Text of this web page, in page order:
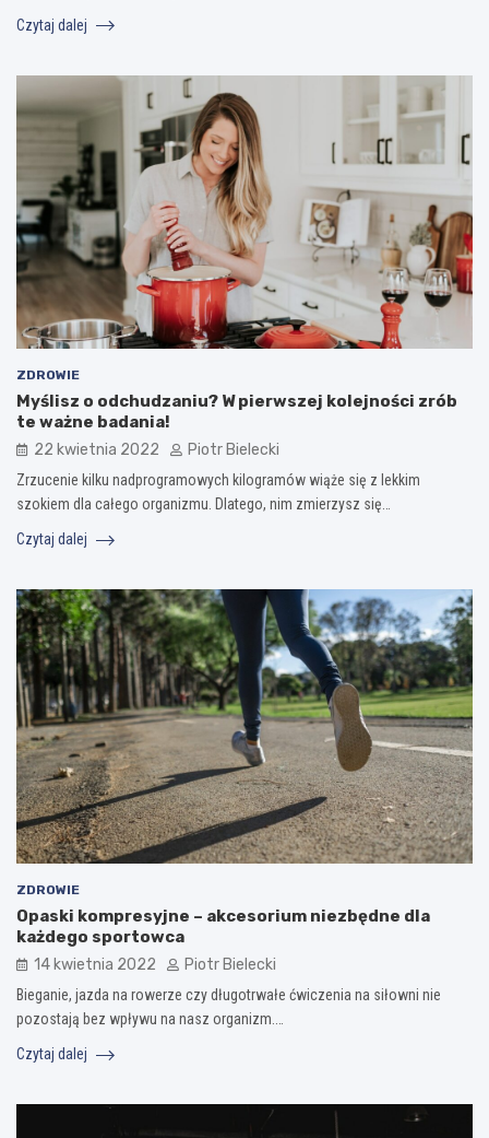
Czytaj dalej
ZDROWIE
Myślisz o odchudzaniu? W pierwszej kolejności zrób
te ważne badania!
22 kwietnia 2022 Piotr Bielecki
Zrzucenie kilku nadprogramowych kilogramów wiąże się z lekkim
szokiem dla całego organizmu. Dlatego, nim zmierzysz się…
Czytaj dalej
ZDROWIE
Opaski kompresyjne – akcesorium niezbędne dla
każdego sportowca
14 kwietnia 2022 Piotr Bielecki
Bieganie, jazda na rowerze czy długotrwałe ćwiczenia na siłowni nie
pozostają bez wpływu na nasz organizm.…
Czytaj dalej